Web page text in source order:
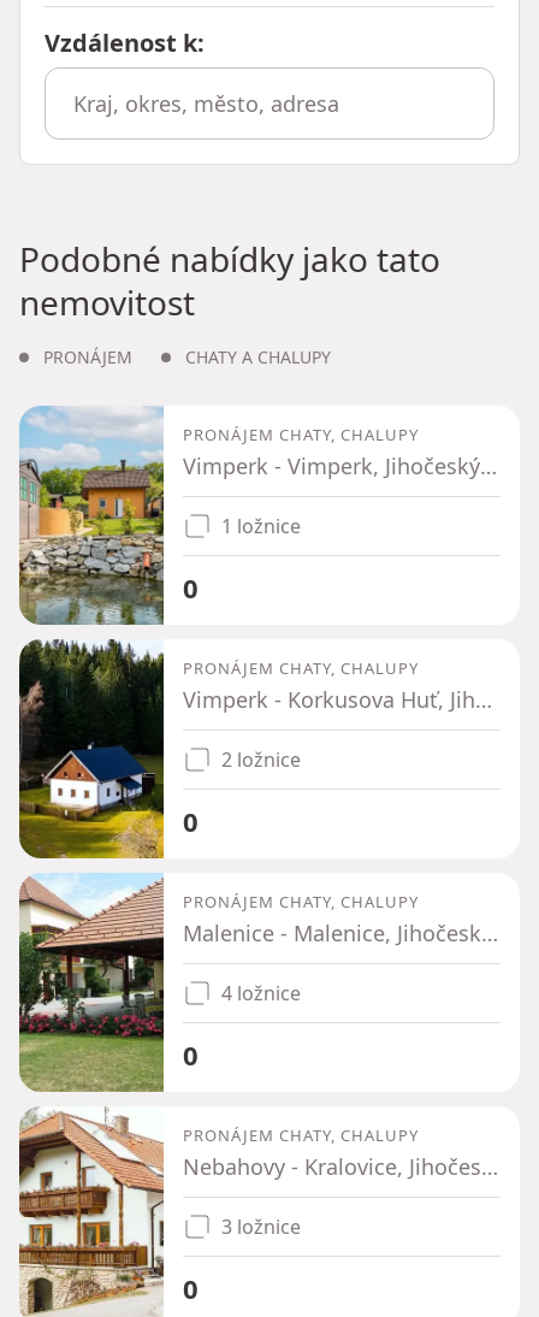
Vzdálenost k:
Podobné nabídky jako tato
nemovitost
PRONÁJEM CHATY A CHALUPY
PRONÁJEM CHATY, CHALUPY
Vimperk - Vimperk, Jihočeský kraj
1 ložnice
0
PRONÁJEM CHATY, CHALUPY
Vimperk - Korkusova Huť, Jihočeský kraj
2 ložnice
0
PRONÁJEM CHATY, CHALUPY
Malenice - Malenice, Jihočeský kraj
4 ložnice
0
PRONÁJEM CHATY, CHALUPY
Nebahovy - Kralovice, Jihočeský kraj
3 ložnice
0